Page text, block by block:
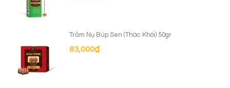
Trầm Nụ Búp Sen (Thác Khói) 50gr
83,000₫